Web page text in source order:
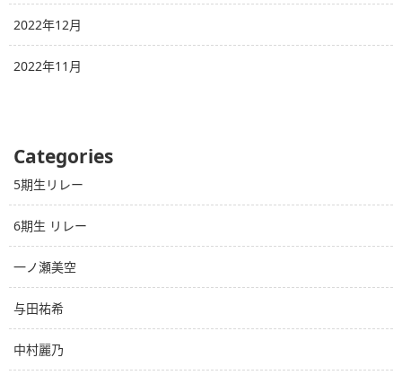
2022年12月
2022年11月
Categories
5期生リレー
6期生 リレー
一ノ瀬美空
与田祐希
中村麗乃